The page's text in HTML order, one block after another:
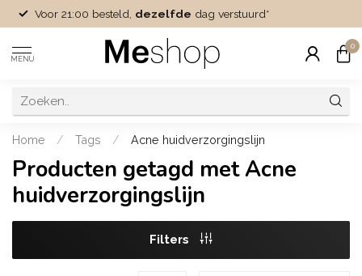
Voor 21:00 besteld, dezelfde dag verstuurd*
MENU
0
Home / Tags / Acne huidverzorgingslijn
Producten getagd met Acne
huidverzorgingslijn
Filters